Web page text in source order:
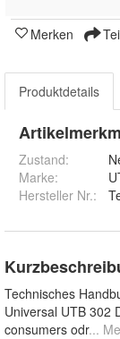
Merken
Produktdetails
Zustand:
Marke:
Hersteller Nr.:
Technisches
Universal UTB 302
consumers odr...